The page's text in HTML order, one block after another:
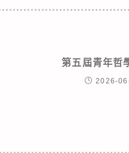
第五屆青年哲
2026-